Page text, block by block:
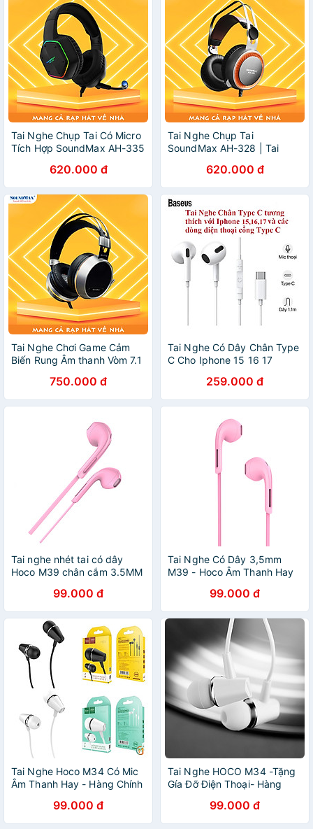
Tai Nghe Chụp Tai Có Micro
Tích Hợp SoundMax AH-335
Đèn LED RGB SoundMax
AH335 | Gaming Headset -
Hàng Chính Hãng
620.000 đ
Tai Nghe Chụp Tai
SoundMax AH-328 | Tai
AH328 | Gaming Headset -
Hàng Chính Hãng
620.000 đ
Tai Nghe Chơi Game Cảm
Biến Rung Âm thanh Vòm 7.1
AH713 | Tai Nghe Chụp Tai
Có Micro Tích Hợp
SoundMax AH-713 | Gaming
Headset - Hàng Chính Hãng
750.000 đ
Tai Nghe Có Dây Chân Type
C Cho Iphone 15 16 17
Âm Thanh Hay - Hàng chính
hãng - Tai Nghe Chân Type
C Baseus C17
259.000 đ
Tai nghe nhét tai có dây
Hoco M39 chân cắm 3.5MM
Micro dài 1.2M cho
Smartphone - Hàng chính
hãng
99.000 đ
Tai Nghe Có Dây 3,5mm
M39 - Hoco Âm Thanh Hay
99.000 đ
Tai Nghe Hoco M34 Có Mic
Âm Thanh Hay - Hàng Chính
99.000 đ
Tai Nghe HOCO M34 -Tặng
Gía Đỡ Điện Thoại- Hàng
99.000 đ